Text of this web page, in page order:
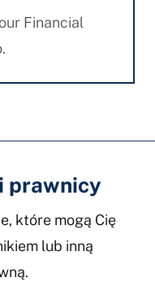
Financial
prawnicy
które mogą Cię
lub inną